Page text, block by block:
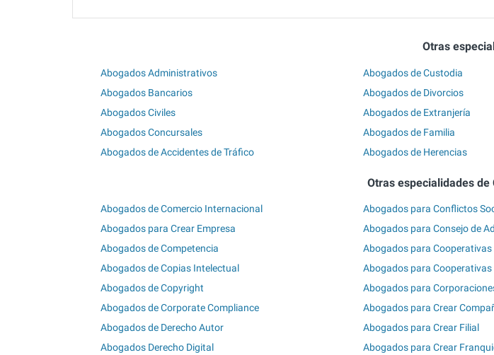
Otras
Abogados Administrativos
Abogados Bancarios
Abogados Civiles
Abogados Concursales
Abogados de Accidentes de Tráfico
Abogados de Custodia
Abogados de Divorcios
Abogados de Extranjería
Abogados de Familia
Abogados de Herencias
Otras especialidades de
Abogados de Comercio Internacional
Abogados para Crear Empresa
Abogados de Competencia
Abogados de Copias Intelectual
Abogados de Copyright
Abogados de Corporate Compliance
Abogados de Derecho Autor
Abogados Derecho Digital
Abogados para Conflictos
Abogados para Consejo de
Abogados para
Abogados para Cooperativas
Abogados para
Abogados para Crear
Abogados para Crear Filial
Abogados para Crear